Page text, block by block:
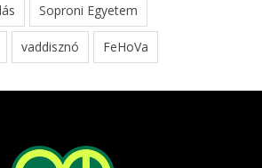
Soproni Egyetem
vaddisznó FeHoVa